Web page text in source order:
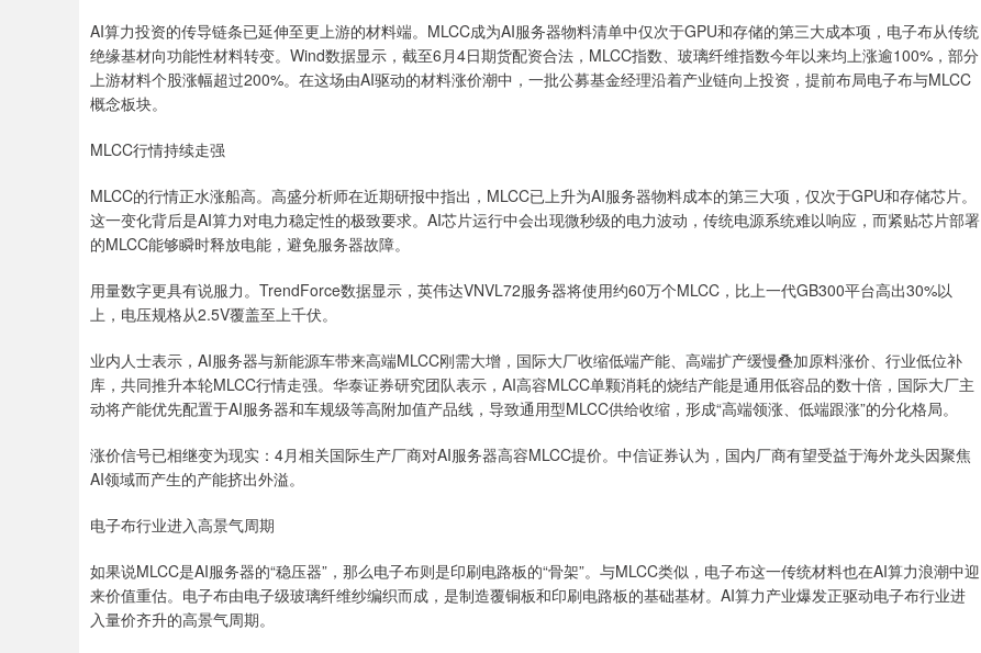
AI算力投资的传导链条已延伸至更上游的材料端。MLCC成为AI服务器物料清单中仅次于GPU和存储的第三大成本项，电子布从传统
绝缘基材向功能性材料转变。Wind数据显示，截至6月4日期货配资合法，MLCC指数、玻璃纤维指数今年以来均上涨逾100%，部分
上游材料个股涨幅超过200%。在这场由AI驱动的材料涨价潮中，一批公募基金经理沿着产业链向上投资，提前布局电子布与MLCC
概念板块。
MLCC行情持续走强
MLCC的行情正水涨船高。高盛分析师在近期研报中指出，MLCC已上升为AI服务器物料成本的第三大项，仅次于GPU和存储芯片。
这一变化背后是AI算力对电力稳定性的极致要求。AI芯片运行中会出现微秒级的电力波动，传统电源系统难以响应，而紧贴芯片部署
的MLCC能够瞬时释放电能，避免服务器故障。
用量数字更具有说服力。TrendForce数据显示，英伟达VNVL72服务器将使用约60万个MLCC，比上一代GB300平台高出30%以
上，电压规格从2.5V覆盖至上千伏。
业内人士表示，AI服务器与新能源车带来高端MLCC刚需大增，国际大厂收缩低端产能、高端扩产缓慢叠加原料涨价、行业低位补
库，共同推升本轮MLCC行情走强。华泰证券研究团队表示，AI高容MLCC单颗消耗的烧结产能是通用低容品的数十倍，国际大厂主
动将产能优先配置于AI服务器和车规级等高附加值产品线，导致通用型MLCC供给收缩，形成“高端领涨、低端跟涨”的分化格局。
涨价信号已相继变为现实：4月相关国际生产厂商对AI服务器高容MLCC提价。中信证券认为，国内厂商有望受益于海外龙头因聚焦
AI领域而产生的产能挤出外溢。
电子布行业进入高景气周期
如果说MLCC是AI服务器的“稳压器”，那么电子布则是印刷电路板的“骨架”。与MLCC类似，电子布这一传统材料也在AI算力浪潮中迎
来价值重估。电子布由电子级玻璃纤维纱编织而成，是制造覆铜板和印刷电路板的基础基材。AI算力产业爆发正驱动电子布行业进
入量价齐升的高景气周期。